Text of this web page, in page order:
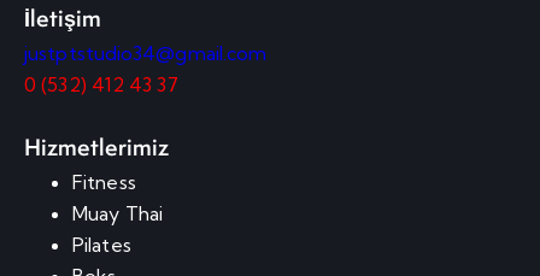
İletişim
justptstudio34@gmail.com
0 (532) 412 43 37
Hizmetlerimiz
Fitness
Muay Thai
Pilates